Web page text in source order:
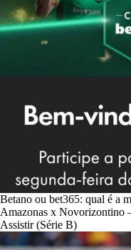
Betano ou bet365: qual é a
Amazonas x Novorizontino
Assistir (Série B)